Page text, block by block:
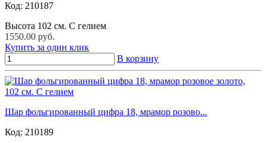
Код: 210187
Высота 102 см. С гелием
1550.00 руб.
Купить за один клик
В корзину
Шар фольгированный цифра 18, мрамор розово...
Код: 210189